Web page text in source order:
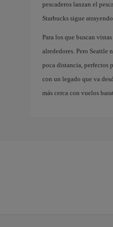
pescaderos lanzan el
Starbucks sigue
Para los que buscan
alrededores. Pero Seattle
poca distancia, perfectos
con un legado que va
más cerca con vuelos